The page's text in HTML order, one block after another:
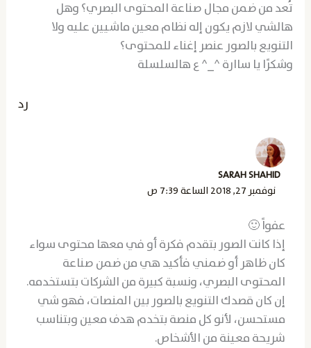
تُعد من ضمن مجال صناعة المحتوى البصري؟ وهل
هالشي لازم يكون إله نظام معين ماشيين عليه ولا
التنويع بالصور عنصر إغناء للمحتوى؟
وشكرًا يا ساارة ^_^ ع هالسلسلة
رد
SARAH SHAHID
نوفمبر 27, 2018 الساعة 7:39 ص
عفواً 🙂
إذا كانت الصور بتقدم فكرة أو في معها محتوى سواء
كان ظاهر أو ضمني فأكيد هي من ضمن صناعة
المحتوى البصري، ونسبة كبيرة من الشركات بتستخدمه.
إن كان قصدك التنويع بالصور بين المنصات، فهو شي
مستحسن، لأنو كل منصة بتخدم هدف معين وبتناسب
شريحة معينة من الأشخاص.